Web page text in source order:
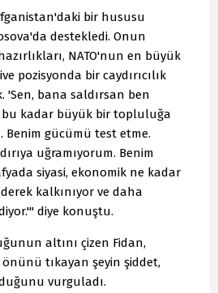
bir hususu
destekledi. Onun
NATO'nun en büyük
pozisyonda bir caydırıcılık
'Sen, bana saldırsan ben
bu kadar büyük bir topluluğa
Benim gücümü test etme.
uğramıyorum. Benim
siyasi, ekonomik ne kadar
kalkınıyor ve daha
diye konuştu.
altını çizen Fidan,
tıkayan şeyin şiddet,
vurguladı.